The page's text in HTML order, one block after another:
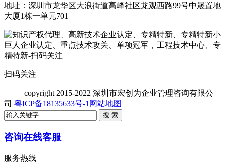
地址：深圳市龙华区大浪街道高峰社区龙观西路99号中晟置地
大厦1栋一单元701
扫码关注
copyright 2015-2022 深圳市宏创为企业管理咨询有限公
司 粤ICP备18135633号-1 网站地图
咨询在线客服
服务热线